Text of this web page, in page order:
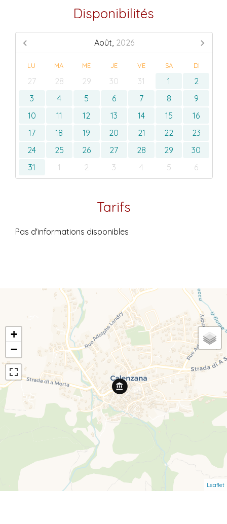
Disponibilités
Août, 2026
LU MA ME JE VE SA DI
27 28 29 30 31 1
2
3
4 5 6 7 8
9
10
11 12 13 14 15
16
17
18 19 20 21 22
23
24
25 26 27 28 29
30
31
1 2 3 4 5 6
Tarifs
Pas d'informations disponibles
+
−
Leaflet